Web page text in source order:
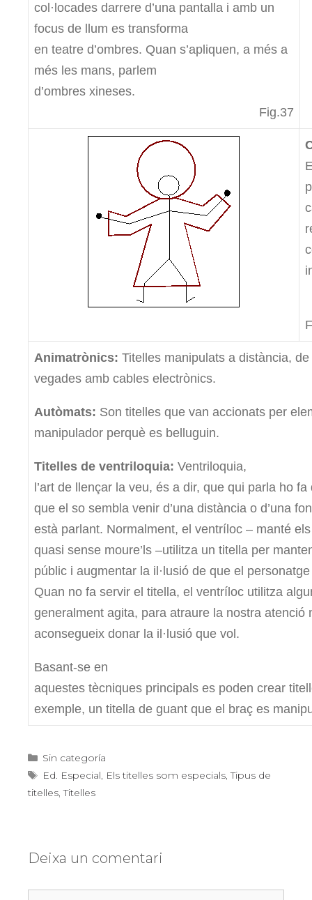
col·locades darrere d’una pantalla i amb un
focus de llum es transforma
en teatre d’ombres. Quan s’apliquen, a més a
més les mans, parlem
d’ombres xineses.
Fig.37
Animatrònics: Titelles manipulats a distància,
vegades amb cables electrònics.
Autòmats: Son titelles que van accionats per
manipulador perquè es belluguin.
Titelles de ventriloquia: Ventriloquia,
l’art de llençar la veu, és a dir, que qui parla ho
que el so sembla venir d’una distància o d’una
està parlant. Normalment, el ventríloc – manté
quasi sense moure’ls –utilitza un titella per
públic i augmentar la il·lusió de que el
Quan no fa servir el titella, el ventríloc utilitza
generalment agita, para atraure la nostra atenció
aconsegueix donar la il·lusió que vol.
Basant-se en
aquestes tècniques principals es poden crear
exemple, un titella de guant que el braç es
Categories
Sin categoría
Etiquetes
Ed. Especial, Els titelles som especials,Tipus de
titelles,Titelles
Deixa un comentari